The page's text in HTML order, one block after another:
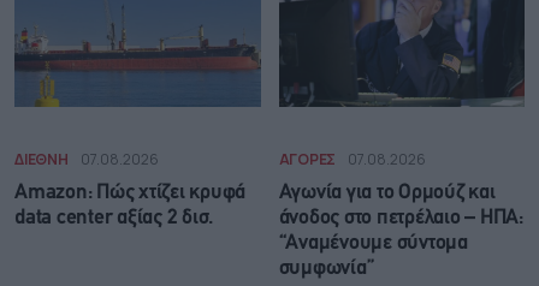
ΔΙΕΘΝΗ 07.08.2026
Amazon: Πώς χτίζει κρυφά
data center αξίας 2 δισ.
ΑΓΟΡΕΣ 07.08.2026
Αγωνία για το Ορμούζ και
άνοδος στο πετρέλαιο – ΗΠΑ:
“Αναμένουμε σύντομα
συμφωνία”